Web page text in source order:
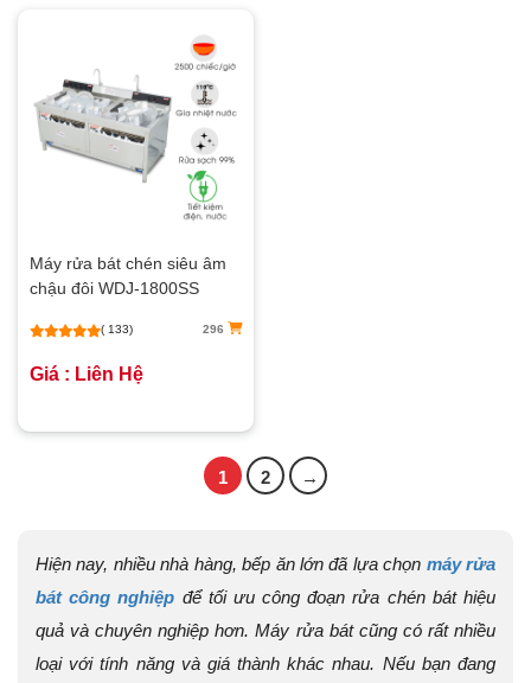
Máy rửa bát chén siêu âm
chậu đôi WDJ-1800SS
( 133) 296
Giá : Liên Hệ
1 2 →
Hiện nay, nhiều nhà hàng, bếp ăn lớn đã lựa chọn máy rửa
bát công nghiệp để tối ưu công đoạn rửa chén bát hiệu
quả và chuyên nghiệp hơn. Máy rửa bát cũng có rất nhiều
loại với tính năng và giá thành khác nhau. Nếu bạn đang